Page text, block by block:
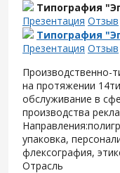
Типография
Презентация Отзыв
Типография
Презентация Отзыв
Производственно-
на протяжении
обслуживание в
производства
упаковка,
флексография,
Отрасль